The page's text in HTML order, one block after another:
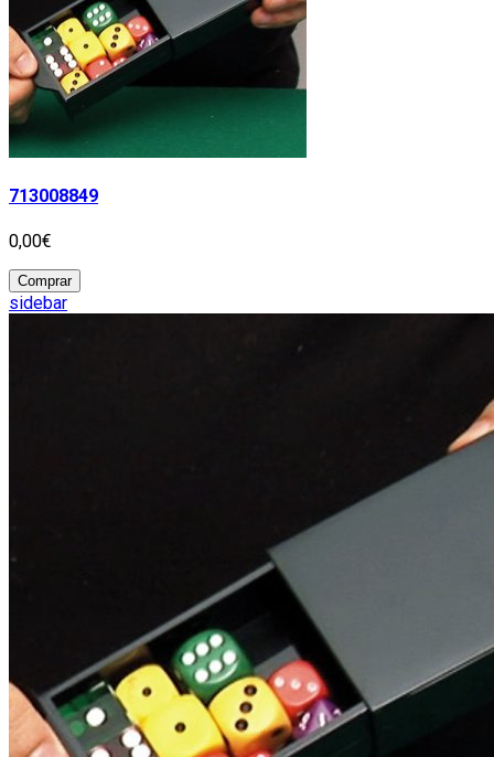
713008849
0,00€
Comprar
sidebar